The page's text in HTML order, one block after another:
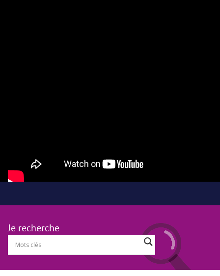
Je recherche